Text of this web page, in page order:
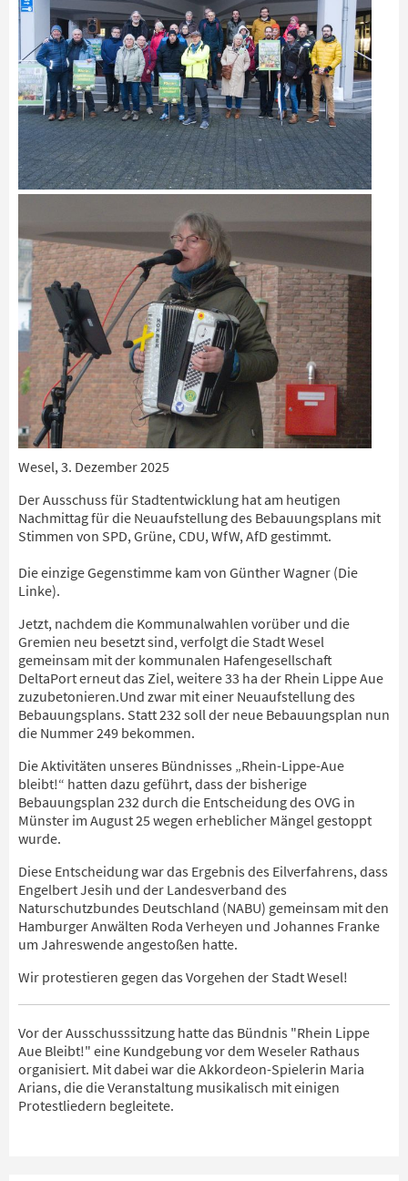
Wesel, 3. Dezember 2025
Der Ausschuss für Stadtentwicklung hat am heutigen
Nachmittag für die Neuaufstellung des Bebauungsplans mit
Stimmen von SPD, Grüne, CDU, WfW, AfD gestimmt.
Die einzige Gegenstimme kam von Günther Wagner (Die
Linke).
Jetzt, nachdem die Kommunalwahlen vorüber und die
Gremien neu besetzt sind, verfolgt die Stadt Wesel
gemeinsam mit der kommunalen Hafengesellschaft
DeltaPort erneut das Ziel, weitere 33 ha der Rhein Lippe Aue
zuzubetonieren.Und zwar mit einer Neuaufstellung des
Bebauungsplans. Statt 232 soll der neue Bebauungsplan nun
die Nummer 249 bekommen.
Die Aktivitäten unseres Bündnisses „Rhein-Lippe-Aue
bleibt!“ hatten dazu geführt, dass der bisherige
Bebauungsplan 232 durch die Entscheidung des OVG in
Münster im August 25 wegen erheblicher Mängel gestoppt
wurde.
Diese Entscheidung war das Ergebnis des Eilverfahrens, dass
Engelbert Jesih und der Landesverband des
Naturschutzbundes Deutschland (NABU) gemeinsam mit den
Hamburger Anwälten Roda Verheyen und Johannes Franke
um Jahreswende angestoßen hatte.
Wir protestieren gegen das Vorgehen der Stadt Wesel!
Vor der Ausschusssitzung hatte das Bündnis "Rhein Lippe
Aue Bleibt!" eine Kundgebung vor dem Weseler Rathaus
organisiert. Mit dabei war die Akkordeon-Spielerin Maria
Arians, die die Veranstaltung musikalisch mit einigen
Protestliedern begleitete.